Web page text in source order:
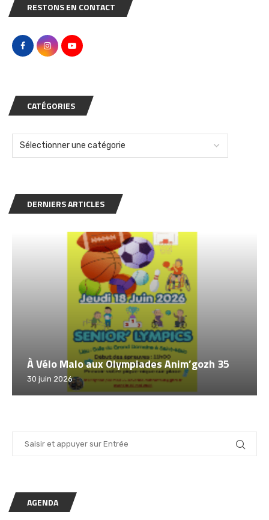
RESTONS EN CONTACT
CATÉGORIES
DERNIERS ARTICLES
Challenge Tout à Vélo 2026 – Saint Malo
12 juin 2026
AGENDA